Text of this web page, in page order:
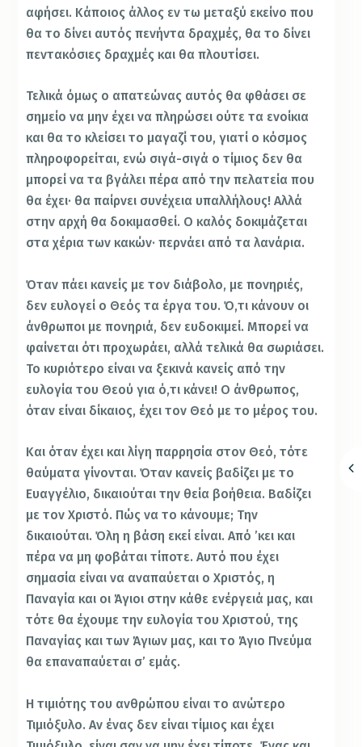
αφήσει. Κάποιος άλλος εν τω μεταξύ εκείνο που
θα το δίνει αυτός πενήντα δραχμές, θα το δίνει
πεντακόσιες δραχμές και θα πλουτίσει.
Τελικά όμως ο απατεώνας αυτός θα φθάσει σε
σημείο να μην έχει να πληρώσει ούτε τα ενοίκια
και θα το κλείσει το μαγαζί του, γιατί ο κόσμος
πληροφορείται, ενώ σιγά-σιγά ο τίμιος δεν θα
μπορεί να τα βγάλει πέρα από την πελατεία που
θα έχει· θα παίρνει συνέχεια υπαλλήλους! Αλλά
στην αρχή θα δοκιμασθεί. Ο καλός δοκιμάζεται
στα χέρια των κακών· περνάει από τα λανάρια.
Όταν πάει κανείς με τον διάβολο, με πονηριές,
δεν ευλογεί ο Θεός τα έργα του. Ό,τι κάνουν οι
άνθρωποι με πονηριά, δεν ευδοκιμεί. Μπορεί να
φαίνεται ότι προχωράει, αλλά τελικά θα σωριάσει.
Το κυριότερο είναι να ξεκινά κανείς από την
ευλογία του Θεού για ό,τι κάνει! Ο άνθρωπος,
όταν είναι δίκαιος, έχει τον Θεό με το μέρος του.
Και όταν έχει και λίγη παρρησία στον Θεό, τότε
θαύματα γίνονται. Όταν κανείς βαδίζει με το
Ευαγγέλιο, δικαιούται την θεία βοήθεια. Βαδίζει
με τον Χριστό. Πώς να το κάνουμε; Την
δικαιούται. Όλη η βάση εκεί είναι. Από ’κει και
πέρα να μη φοβάται τίποτε. Αυτό που έχει
σημασία είναι να αναπαύεται ο Χριστός, η
Παναγία και οι Άγιοι στην κάθε ενέργειά μας, και
τότε θα έχουμε την ευλογία του Χριστού, της
Παναγίας και των Άγιων μας, και το Άγιο Πνεύμα
θα επαναπαύεται σ’ εμάς.
Η τιμιότης του ανθρώπου είναι το ανώτερο
Τιμιόξυλο. Αν ένας δεν είναι τίμιος και έχει